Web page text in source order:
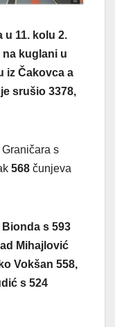
u 11. kolu 2.
na kuglani u
iz Čakovca a
srušio 3378,
s
568 čunjeva
s 593
Mihajlović
Vokšan 558,
s 524